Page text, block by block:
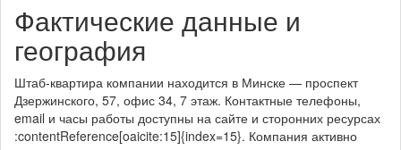
Фактические данные и
география
Штаб-квартира компании находится в Минске — проспект
Дзержинского, 57, офис 34, 7 этаж. Контактные телефоны,
email и часы работы доступны на сайте и сторонних ресурсах
:contentReference[oaicite:15]{index=15}. Компания активно